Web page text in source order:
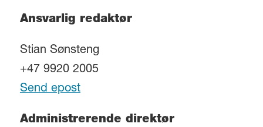
Ansvarlig redaktør
Stian Sønsteng
+47 9920 2005
Send epost
Administrerende direktør